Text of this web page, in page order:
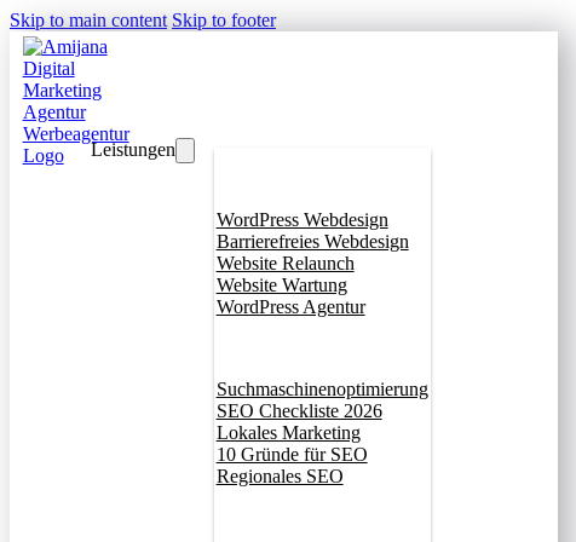
Skip to main content Skip to footer
Leistungen
WordPress Webdesign
Barrierefreies Webdesign
Website Relaunch
Website Wartung
WordPress Agentur
Suchmaschinenoptimierung
SEO Checkliste 2026
Lokales Marketing
10 Gründe für SEO
Regionales SEO